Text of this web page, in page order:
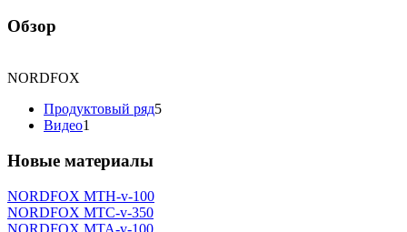
Обзор
NORDFOX
Продуктовый ряд5
Видео1
Новые материалы
NORDFOX MTH-v-100
NORDFOX MTC-v-350
NORDFOX MTA-v-100